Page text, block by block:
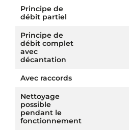
Principe de
débit partiel
Principe de
débit complet
avec
décantation
Avec raccords
Nettoyage
possible
pendant le
fonctionnement